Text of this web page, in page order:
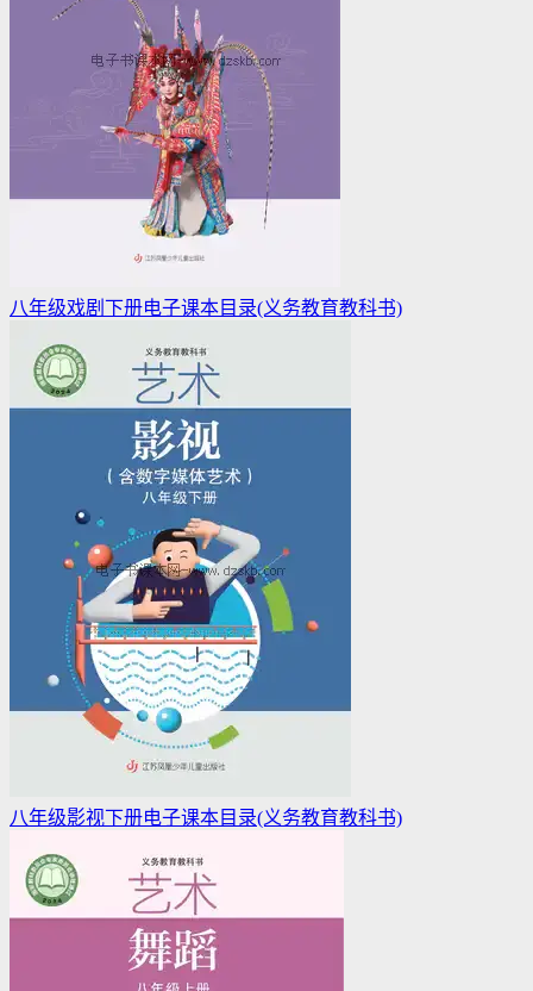
八年级戏剧下册电子课本目录(义务教育教科书)
八年级影视下册电子课本目录(义务教育教科书)